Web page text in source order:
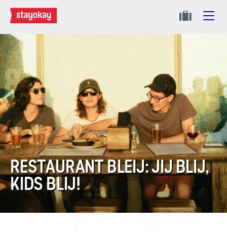
RESTAURANT BLEIJ: JIJ BLIJ,
KIDS BLIJ!